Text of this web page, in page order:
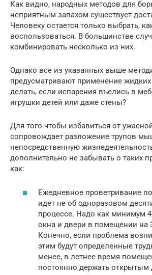
Как видно, народных методов для
неприятным запахом существует
Человеку остается только выбрать,
воспользоваться. В большинстве
комбинировать несколько из них.
Однако все из указанных выше
предусматривают применение
делать, если испарения въелись в
игрушки детей или даже стены?
Для того чтобы избавиться от
сопровождает разложение трупов
непосредственную
дополнительно не забывать о таких
как:
Ежедневное проветривание
идет не об одноразовом
процессе. Надо как минимум
окна и двери в помещении на
Конечно, если проблема
этим будут определенные
менее, в летнее время
постоянно держать открытым